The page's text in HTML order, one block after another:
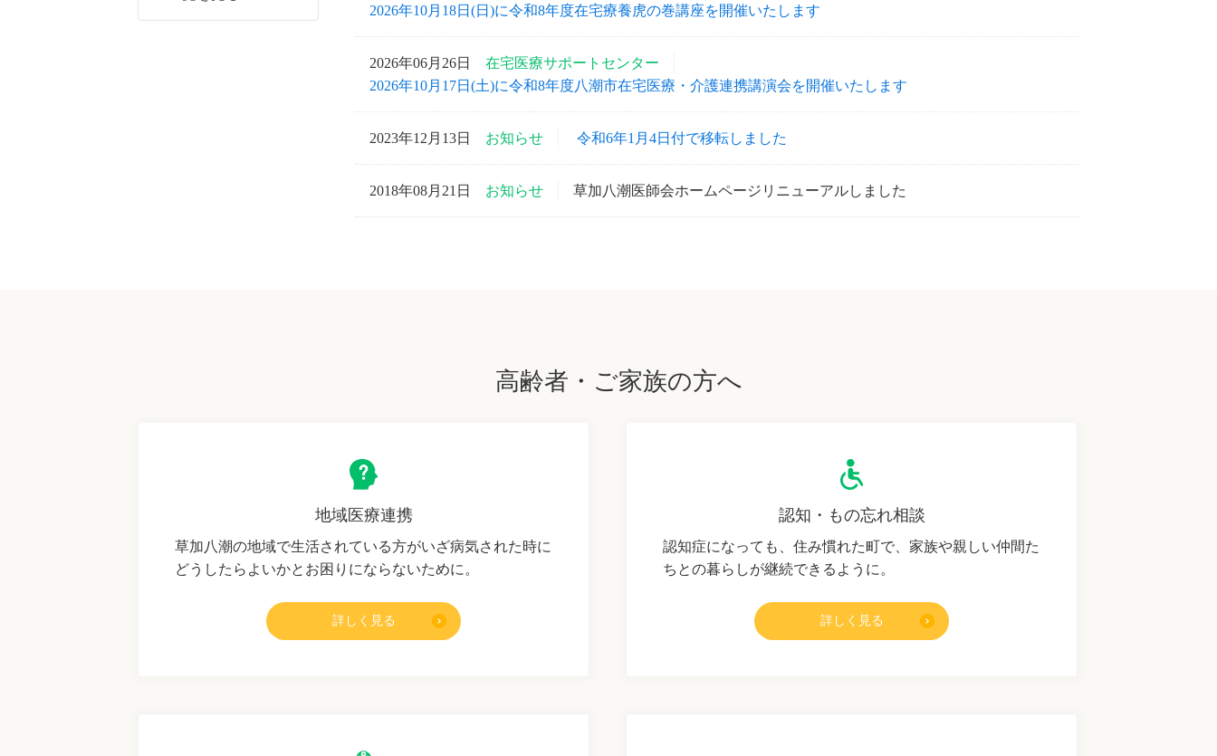
2026年10月18日(日)に令和8年度在宅療養虎の巻講座を開催いたします
2026年06月26日
在宅医療サポートセンター
2026年10月17日(土)に令和8年度八潮市在宅医療・介護連携講演会を開催いたします
2023年12月13日 お知らせ 令和6年1月4日付で移転しました
2018年08月21日 お知らせ 草加八潮医師会ホームページリニューアルしました
高齢者・ご家族の方へ
地域医療連携
草加八潮の地域で生活されている方がいざ病気された時に
どうしたらよいかとお困りにならないために。
詳しく見る
認知・もの忘れ相談
認知症になっても、住み慣れた町で、家族や親しい仲間た
ちとの暮らしが継続できるように。
詳しく見る